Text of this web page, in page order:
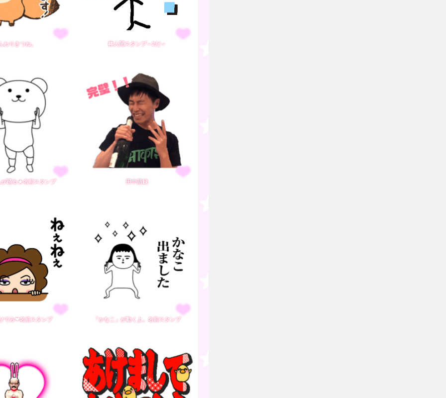
わりきつね。 棒人間スタンプ～2だ～
が踊る★名前スタンプ 田中語録
でみ❤名前スタンプ 「かなこ」が動くよ。名前スタンプ